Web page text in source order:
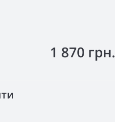
1 870 грн.